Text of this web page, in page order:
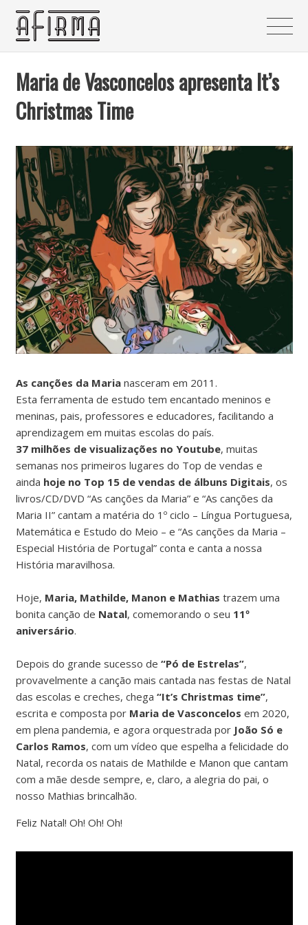
Maria de Vasconcelos apresenta It’s
Christmas Time
As canções da Marianasceram em 2011.
Esta ferramenta de estudo tem encantado meninos e
meninas, pais, professores e educadores, facilitando a
aprendizagem em muitas escolas do país.
37 milhões de visualizações no Youtube, muitas
semanas nos primeiros lugares do Top de vendas e
ainda hoje no Top 15 de vendas de álbuns Digitais, os
livros/CD/DVD “As canções da Maria” e “As canções da
Maria II” cantam a matéria do 1º ciclo – Língua Portuguesa,
Matemática e Estudo do Meio – e “As canções da Maria –
Especial História de Portugal” conta e canta a nossa
História maravilhosa.
Hoje, Maria, Mathilde, Manon e Mathias trazem uma
bonita canção de Natal, comemorando o seu 11º
aniversário.
Depois do grande sucesso de “Pó de Estrelas”,
provavelmente a canção mais cantada nas festas de Natal
das escolas e creches, chega “It’s Christmas time”,
escrita e composta por Maria de Vasconcelos em 2020,
em plena pandemia, e agora orquestrada por João Só e
Carlos Ramos, com um vídeo que espelha a felicidade do
Natal, recorda os natais de Mathilde e Manon que cantam
com a mãe desde sempre, e, claro, a alegria do pai, o
nosso Mathias brincalhão.
Feliz Natal! Oh! Oh! Oh!